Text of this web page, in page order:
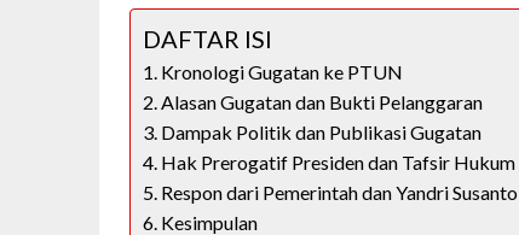
DAFTAR ISI
Kronologi Gugatan ke PTUN
Alasan Gugatan dan Bukti Pelanggaran
Dampak Politik dan Publikasi Gugatan
Hak Prerogatif Presiden dan Tafsir Hukum
Respon dari Pemerintah dan Yandri Susanto
Kesimpulan